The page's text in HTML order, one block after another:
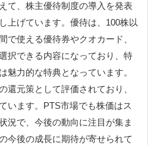
て、株主優待制度の導入を発表
上げています。優待は、100株以
で使える優待券やクオカード、
択できる内容になっており、特
魅力的な特典となっています。
還元策として評価されており、
います。PTS市場でも株価はス
況で、今後の動向に注目が集ま
今後の成長に期待が寄せられて